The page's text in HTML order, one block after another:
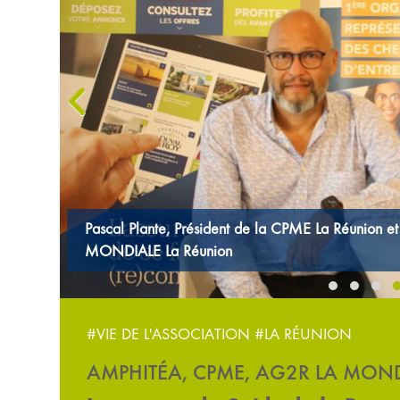
De gauche à droite : Didier Krafft, chef
Directeur général d’AMPHITÉA et Martine Odin-
régionale
‹
#VIE DE L'ASSOCIATION #LA RÉUNION
AMPHITÉA, CPME, AG2R LA